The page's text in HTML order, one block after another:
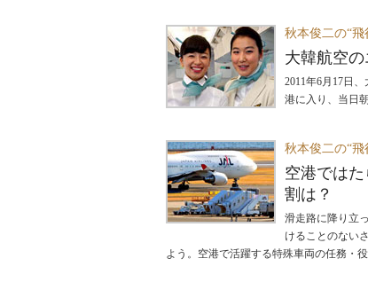
秋本俊二の“飛
大韓航空
2011年6月17日
港に入り、当日
秋本俊二の“飛
空港では
割は？
滑走路に降り立
けることのない
よう。空港で活躍する特殊車両の任務・